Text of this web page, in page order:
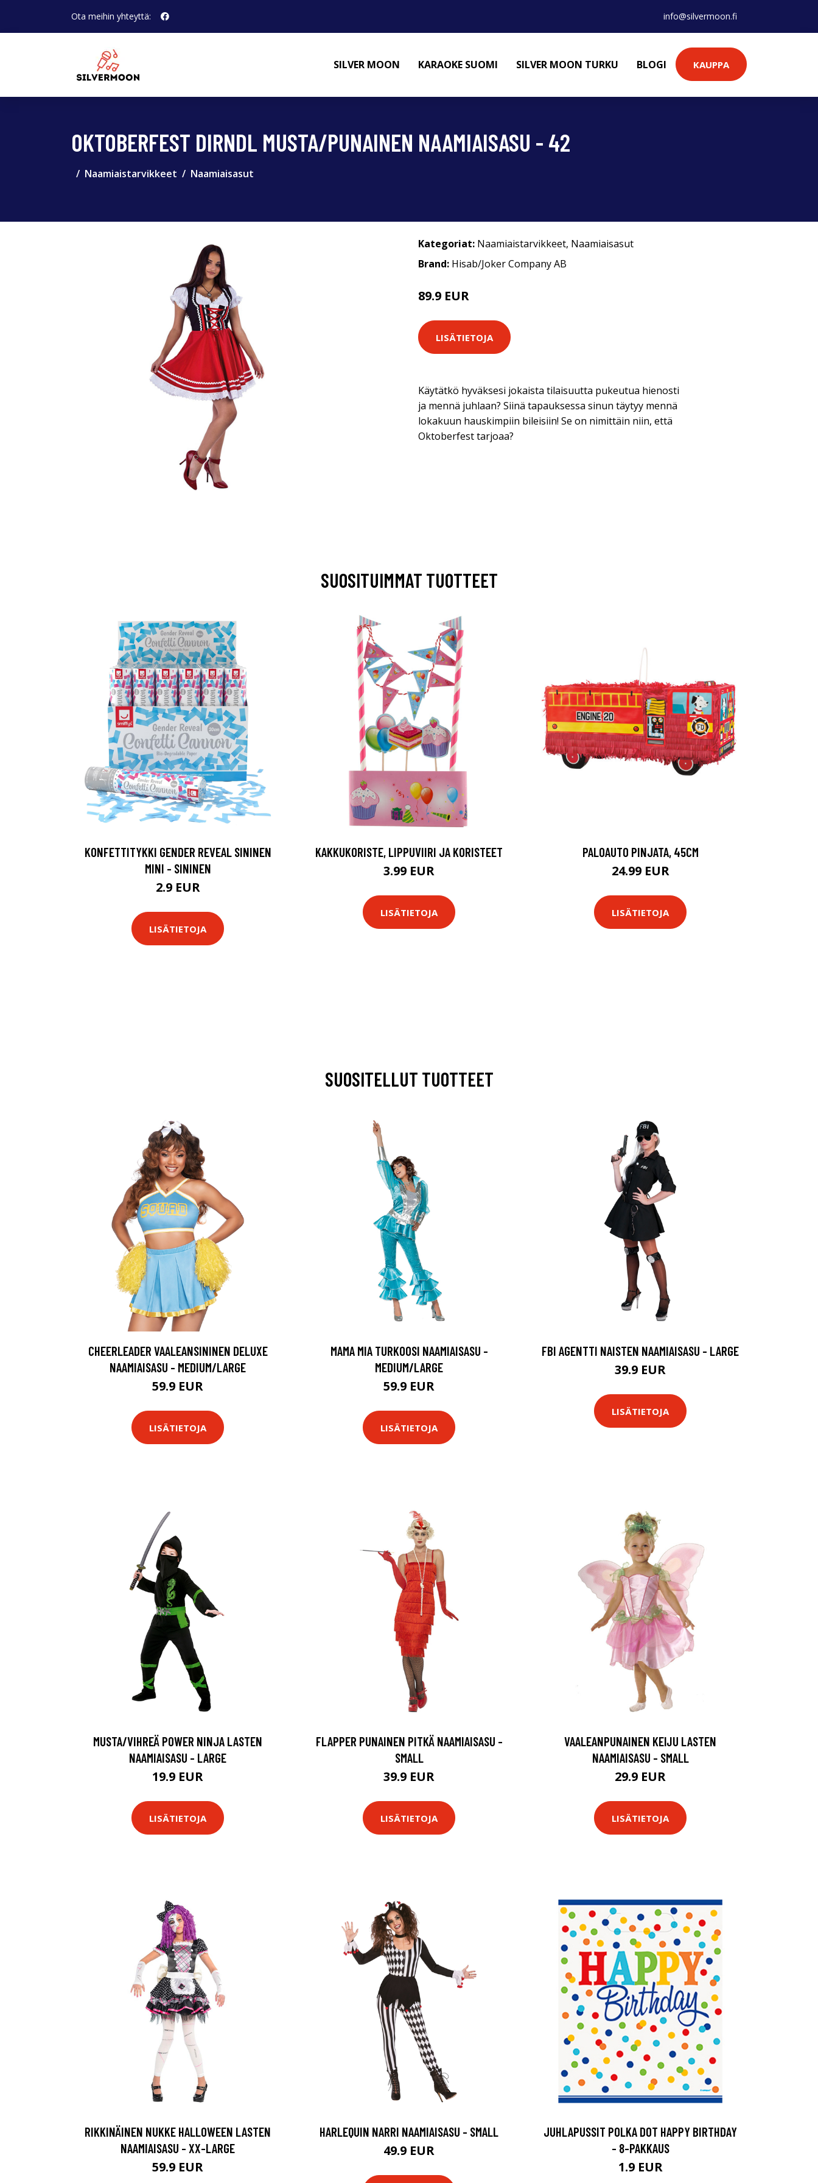
Ota meihin yhteyttä: info@silvermoon.fi
SILVER MOON KARAOKE SUOMI SILVER MOON TURKU BLOGI KAUPPA
OKTOBERFEST DIRNDL MUSTA/PUNAINEN NAAMIAISASU - 42
Naamiaistarvikkeet Naamiaisasut
Kategoriat: Naamiaistarvikkeet, Naamiaisasut
Brand: Hisab/Joker Company AB
89.9 EUR
LISÄTIETOJA
Käytätkö hyväksesi jokaista tilaisuutta pukeutua hienosti
ja mennä juhlaan? Siinä tapauksessa sinun täytyy mennä
lokakuun hauskimpiin bileisiin! Se on nimittäin niin, että
Oktoberfest tarjoaa?
SUOSITUIMMAT TUOTTEET
KONFETTITYKKI GENDER REVEAL SININEN
MINI - SININEN
2.9 EUR
LISÄTIETOJA
KAKKUKORISTE, LIPPUVIIRI JA KORISTEET
3.99 EUR
LISÄTIETOJA
PALOAUTO PINJATA, 45CM
24.99 EUR
LISÄTIETOJA
SUOSITELLUT TUOTTEET
CHEERLEADER VAALEANSININEN DELUXE
NAAMIAISASU - MEDIUM/LARGE
59.9 EUR
LISÄTIETOJA
MAMA MIA TURKOOSI NAAMIAISASU -
MEDIUM/LARGE
59.9 EUR
LISÄTIETOJA
FBI AGENTTI NAISTEN NAAMIAISASU - LARGE
39.9 EUR
LISÄTIETOJA
MUSTA/VIHREÄ POWER NINJA LASTEN
NAAMIAISASU - LARGE
19.9 EUR
LISÄTIETOJA
FLAPPER PUNAINEN PITKÄ NAAMIAISASU -
SMALL
39.9 EUR
LISÄTIETOJA
VAALEANPUNAINEN KEIJU LASTEN
NAAMIAISASU - SMALL
29.9 EUR
LISÄTIETOJA
RIKKINÄINEN NUKKE HALLOWEEN LASTEN
NAAMIAISASU - XX-LARGE
59.9 EUR
HARLEQUIN NARRI NAAMIAISASU - SMALL
49.9 EUR
JUHLAPUSSIT POLKA DOT HAPPY BIRTHDAY
- 8-PAKKAUS
1.9 EUR